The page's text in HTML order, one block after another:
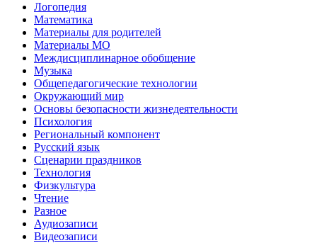
Логопедия
Математика
Материалы для родителей
Материалы МО
Междисциплинарное обобщение
Музыка
Общепедагогические технологии
Окружающий мир
Основы безопасности жизнедеятельности
Психология
Региональный компонент
Русский язык
Сценарии праздников
Технология
Физкультура
Чтение
Разное
Аудиозаписи
Видеозаписи